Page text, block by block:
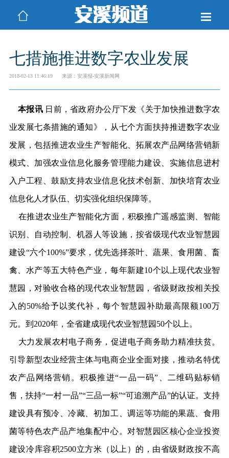
七措施推进数字农业发展
2018-02-13 11:46:19 来源：安溪报-安溪新闻网
本报讯日前，省政府办公厅下发《关于加快推进数字农
业发展七条措施的通知》，从七个方面扶持推进数字农业
发展，包括推进农业生产智能化、拓展农产品网络营销新
模式、加强农业信息化服务管理能力建设、实施信息进村
入户工程、鼓励支持农业信息化技术创新、加快培育农业
信息化人才队伍、切实强化组织保障等。
在推进农业生产智能化方面，积极推广遥感监测、智能
识别、自动控制、机器人等设施，按省级现代农业智慧园
建设“六个100%”要求，优先选择茶叶、蔬果、食用菌、畜
禽、水产等五大特色产业，每年新建10个以上现代农业智
慧园，对验收合格的现代农业智慧园，省级财政按相关投
入的50%给予以奖代补，每个智慧园补助最高限额100万
元。到2020年，全省建成现代农业智慧园50个以上。
大力发展农村电子商务，促进电子商务助力精准扶贫。
引导新型农业经营主体与电商企业全面对接，推动名特优
农产品网络营销。积极推进“一品一码”、二维码贴标销
售，扶持“一村一品”“三品一标”“可追溯产品”的认证。支持
建设具有预冷、冷藏、初加工、调运等功能的果蔬、食用
菌等特色农产品产地集配中心。对智慧园区核心企业投资
建设冷库容积2500立方米（以上）的，由省级财政按不高